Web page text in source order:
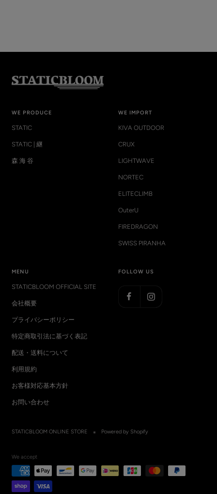
WE PRODUCE
STATIC
STATIC | 継
森 海 谷
WE IMPORT
KIVA OUTDOOR
CRUX
LIGHTWAVE
NORTEC
ELITECLIMB
OuterU
FIREDRAGON
SWISS PIRANHA
MENU
STATICBLOOM OFFICIAL SITE
会社概要
プライバシーポリシー
特定商取引法に基づく表記
配送・送料について
利用規約
お客様対応基本方針
お問い合わせ
FOLLOW US
STATICBLOOM ONLINE STORE Powered by Shopify
We accept